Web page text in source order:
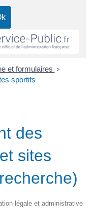
et formulaires >
sportifs
des
sites
légale et administrative